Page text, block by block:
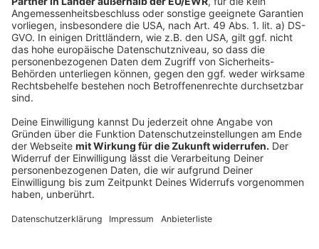
gegenüberliegenden Rheinufer und auf den
Rheinbrücken
Anzeige
Anzeige
Das schreibt das Unternehmen selbst:
bringt erstmals eine Show dieser Größenordnung nach